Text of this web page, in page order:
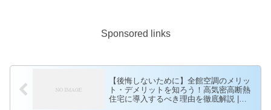
Sponsored links
【後悔しないために】全館空調のメリッ
ト・デメリットを知ろう！高気密高断熱
住宅に導入するべき理由を徹底解説 |